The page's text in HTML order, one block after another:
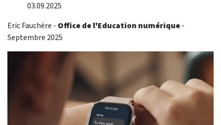
03.09.2025
Eric Fauchère - Office de l'Education numérique-
Septembre 2025